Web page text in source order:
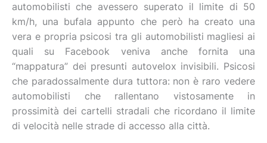
automobilisti che avessero superato il limite di 50
km/h, una bufala appunto che però ha creato una
vera e propria psicosi tra gli automobilisti magliesi ai
quali su Facebook veniva anche fornita una
“mappatura” dei presunti autovelox invisibili. Psicosi
che paradossalmente dura tuttora: non è raro vedere
automobilisti che rallentano vistosamente in
prossimità dei cartelli stradali che ricordano il limite
di velocità nelle strade di accesso alla città.